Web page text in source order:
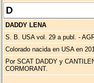
D
DADDY LENA
S. B. USA vol. 29 a publ. -
Colorado nacida en USA en
Por SCAT DADDY y
CORMORANT.